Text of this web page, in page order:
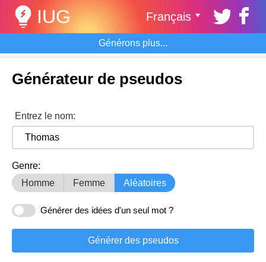
IUG
Générons plus...
Français
Générateur de pseudos
Entrez le nom:
Genre:
Homme
Femme Aléatoires
Générer des idées d'un seul mot ?